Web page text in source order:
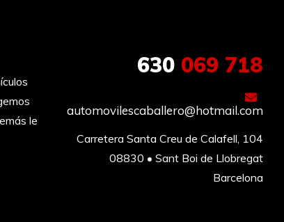
le
630069 718
automovilescaballero@hotmail.com
Carretera Santa Creu de Calafell, 104
08830 • Sant Boi de Llobregat
Barcelona